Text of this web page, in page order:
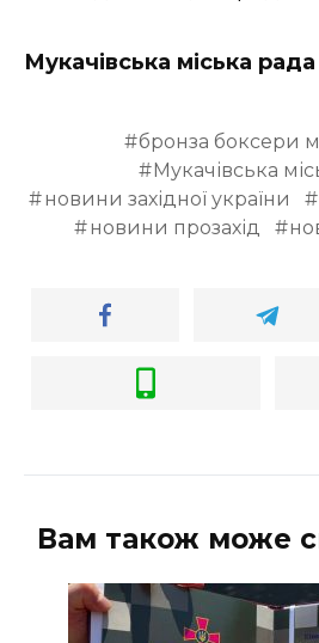
Мукачівська міська рада
бронза боксери
Мукачівська
новини західної україни
новини прозахід
Вам також може